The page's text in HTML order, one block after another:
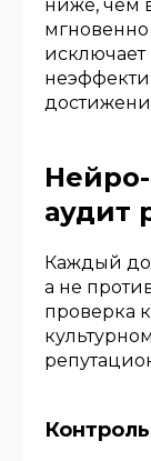
ниже, чем
исключает
аудит
Каждый
а не
проверка